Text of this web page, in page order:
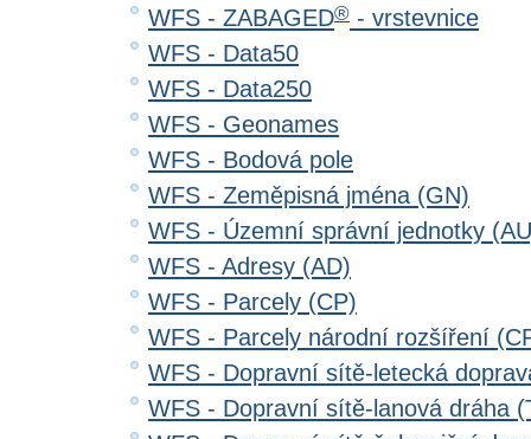
WFS - ZABAGED® - vrstevnice
WFS - Data50
WFS - Data250
WFS - Geonames
WFS - Bodová pole
WFS - Zeměpisná jména (GN)
WFS - Územní správní jednotky
WFS - Adresy (AD)
WFS - Parcely (CP)
WFS - Parcely národní rozšíření
WFS - Dopravní sítě-letecká
WFS - Dopravní sítě-lanová dráha